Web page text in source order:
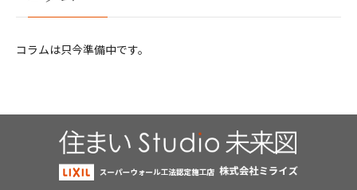
コラムは只今準備中です。